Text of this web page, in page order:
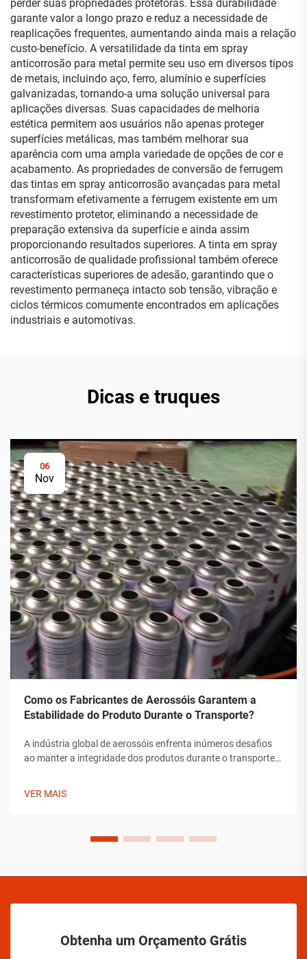
perder suas propriedades protetoras. Essa durabilidade
garante valor a longo prazo e reduz a necessidade de
reaplicações frequentes, aumentando ainda mais a relação
custo-benefício. A versatilidade da tinta em spray
anticorrosão para metal permite seu uso em diversos tipos
de metais, incluindo aço, ferro, alumínio e superfícies
galvanizadas, tornando-a uma solução universal para
aplicações diversas. Suas capacidades de melhoria
estética permitem aos usuários não apenas proteger
superfícies metálicas, mas também melhorar sua
aparência com uma ampla variedade de opções de cor e
acabamento. As propriedades de conversão de ferrugem
das tintas em spray anticorrosão avançadas para metal
transformam efetivamente a ferrugem existente em um
revestimento protetor, eliminando a necessidade de
preparação extensiva da superfície e ainda assim
proporcionando resultados superiores. A tinta em spray
anticorrosão de qualidade profissional também oferece
características superiores de adesão, garantindo que o
revestimento permaneça intacto sob tensão, vibração e
ciclos térmicos comumente encontrados em aplicações
industriais e automotivas.
Dicas e truques
06
Nov
Como os Fabricantes de Aerossóis Garantem a
Estabilidade do Produto Durante o Transporte?
A indústria global de aerossóis enfrenta inúmeros desafios
ao manter a integridade dos produtos durante o transporte.
VER MAIS
Obtenha um Orçamento Grátis